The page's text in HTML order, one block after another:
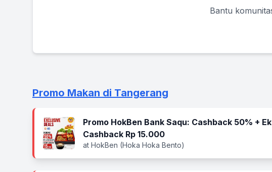
Bantu
Promo Makan di Tangerang
Promo HokBen Bank Saqu: Cashback 50% +
Cashback Rp 15.000
at HokBen (Hoka Hoka Bento)